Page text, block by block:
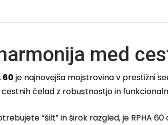
med
60 je najnovejša mojstrovina v prestižni
čelad z robustnostjo in
“šilt” in širok razgled, je RPHA